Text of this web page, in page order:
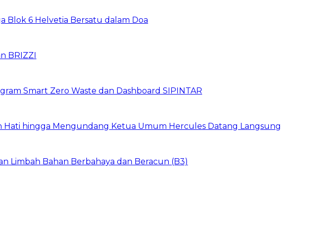
Blok 6 Helvetia Bersatu dalam Doa
BRIZZI
Smart Zero Waste dan Dashboard SIPINTAR
hingga Mengundang Ketua Umum Hercules Datang Langsung
Limbah Bahan Berbahaya dan Beracun (B3)